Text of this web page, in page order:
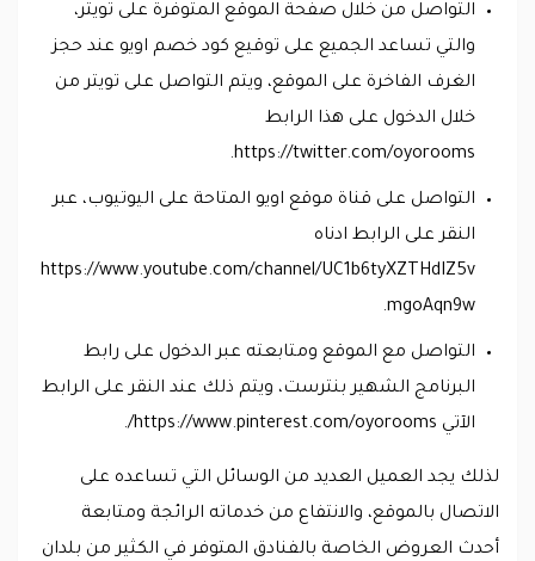
التواصل من خلال صفحة الموقع المتوفرة على تويتر،
والتي تساعد الجميع على توقيع كود خصم اويو عند حجز
الغرف الفاخرة على الموقع، ويتم التواصل على تويتر من
خلال الدخول على هذا الرابط
https://twitter.com/oyorooms.
التواصل على قناة موقع اويو المتاحة على اليوتيوب، عبر
النقر على الرابط ادناه
https://www.youtube.com/channel/UC1b6tyXZTHdIZ5v
mgoAqn9w.
التواصل مع الموقع ومتابعته عبر الدخول على رابط
البرنامج الشهير بنترست، ويتم ذلك عند النقر على الرابط
الآتي https://www.pinterest.com/oyorooms/.
لذلك يجد العميل العديد من الوسائل التي تساعده على
الاتصال بالموقع، والانتفاع من خدماته الرائجة ومتابعة
أحدث العروض الخاصة بالفنادق المتوفر في الكثير من بلدان